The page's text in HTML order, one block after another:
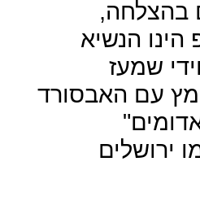
בהצלחה,
הנשיא
שמעז
עם האבסורד
ירושלים